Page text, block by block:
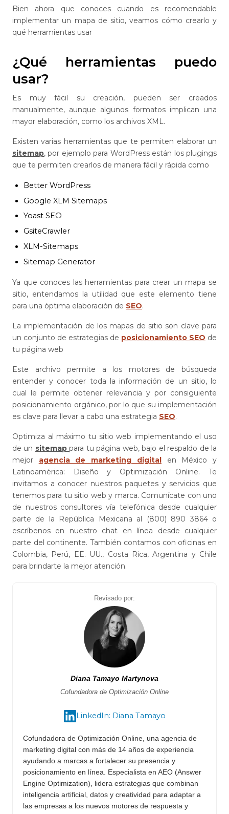
Bien ahora que conoces cuando es recomendable
implementar un mapa de sitio, veamos cómo crearlo y
qué herramientas usar
¿Qué herramientas puedo
usar?
Es muy fácil su creación, pueden ser creados
manualmente, aunque algunos formatos implican una
mayor elaboración, como los archivos XML.
Existen varias herramientas que te permiten elaborar un
sitemap, por ejemplo para WordPress están los plugings
que te permiten crearlos de manera fácil y rápida como
Better WordPress
Google XLM Sitemaps
Yoast SEO
GsiteCrawler
XLM-Sitemaps
Sitemap Generator
Ya que conoces las herramientas para crear un mapa se
sitio, entendamos la utilidad que este elemento tiene
para una óptima elaboración de SEO.
La implementación de los mapas de sitio son clave para
un conjunto de estrategias de posicionamiento SEO de
tu página web
Este archivo permite a los motores de búsqueda
entender y conocer toda la información de un sitio, lo
cual le permite obtener relevancia y por consiguiente
posicionamiento orgánico, por lo que su implementación
es clave para llevar a cabo una estrategia SEO.
Optimiza al máximo tu sitio web implementando el uso
de un sitemappara tu página web, bajo el respaldo de la
mejor agencia de marketing digitalen México y
Latinoamérica: Diseño y Optimización Online. Te
invitamos a conocer nuestros paquetes y servicios que
tenemos para tu sitio web y marca. Comunícate con uno
de nuestros consultores vía telefónica desde cualquier
parte de la República Mexicana al (800) 890 3864 o
escríbenos en nuestro chat en línea desde cualquier
parte del continente. También contamos con oficinas en
Colombia, Perú, EE. UU., Costa Rica, Argentina y Chile
para brindarte la mejor atención.
Revisado por:
Diana Tamayo Martynova
Cofundadora de Optimización Online
LinkedIn: Diana Tamayo
Cofundadora de Optimización Online, una agencia de
marketing digital con más de 14 años de experiencia
ayudando a marcas a fortalecer su presencia y
posicionamiento en línea. Especialista en AEO (Answer
Engine Optimization), lidera estrategias que combinan
inteligencia artificial, datos y creatividad para adaptar a
las empresas a los nuevos motores de respuesta y